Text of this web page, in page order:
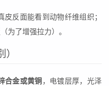
反面能看到动物纤维组织；
为了增强拉力）。
合金或黄铜 ，电镀层厚，光泽